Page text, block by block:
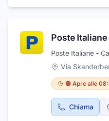
Poste Italiane
Poste Italiane -
Via
🟠 Apre alle
Chiama